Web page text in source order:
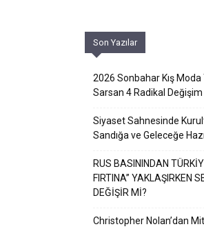
Son Yazılar
2026 Sonbahar Kış
Sarsan 4 Radikal Değişim
Siyaset Sahnesinde
Sandığa ve Geleceğe
RUS BASININDAN
FIRTINA” YAKLAŞIRKEN
DEĞİŞİR Mİ?
Christopher Nolan’dan